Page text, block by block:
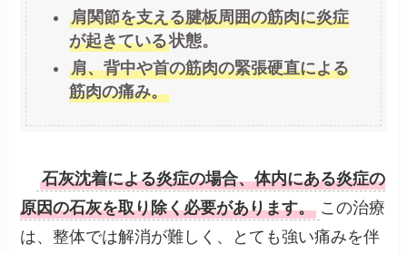
肩関節を支える腱板周囲の筋肉に炎症
が起きている状態。
肩、背中や首の筋肉の緊張硬直による
筋肉の痛み。
石灰沈着による炎症の場合、体内にある炎症の
原因の石灰を取り除く必要があります。 この治療
は、整体では解消が難しく、とても強い痛みを伴